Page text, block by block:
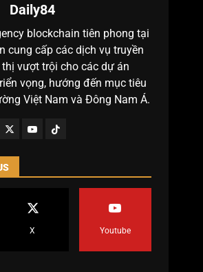
Daily84
blockchain tiên phong tại
cung cấp các dịch vụ truyền
vượt trội cho các dự án
vọng, hướng đến mục tiêu
Việt Nam và Đông Nam Á.
X Youtube